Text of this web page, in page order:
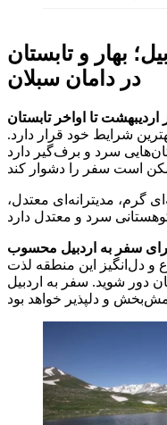
بهار و تابستان
در دامان سبلان
تا اواخر تابستان
شرایط خود قرار دارد.
سرد و برف‌گیر دارد
گرم، مدیترانه‌ای معتدل،
سفر به اردبیل محسوب
و دل‌انگیز این منطقه لذت
دور شوید. سفر به اردبیل